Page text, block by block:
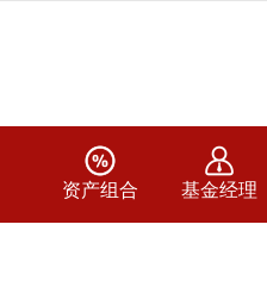
资产组合 基金经理